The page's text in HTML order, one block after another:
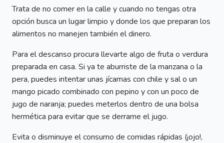
Trata de no comer en la calle y cuando no tengas otra
opción busca un lugar limpio y donde los que preparan los
alimentos no manejen también el dinero.
Para el descanso procura llevarte algo de fruta o verdura
preparada en casa. Si ya te aburriste de la manzana o la
pera, puedes intentar unas jícamas con chile y sal o un
mango picado combinado con pepino y con un poco de
jugo de naranja; puedes meterlos dentro de una bolsa
hermética para evitar que se derrame el jugo.
Evita o disminuye el consumo de comidas rápidas (¡ojo!,